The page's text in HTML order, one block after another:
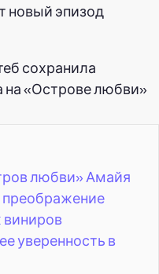
новый эпизод
сохранила
на «Острове любви»
любви» Амайя
преображение
уверенность в